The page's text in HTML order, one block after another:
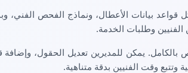
بيانات الأعطال، ونماذج الفحص الفني،
الفنيين وطلبات الخدمة.
بالكامل. يمكن للمديرين تعديل الحقول،
وقت الفنيين بدقة متناهية.